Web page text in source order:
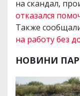
на скандал,
отказался
Также
на работу без